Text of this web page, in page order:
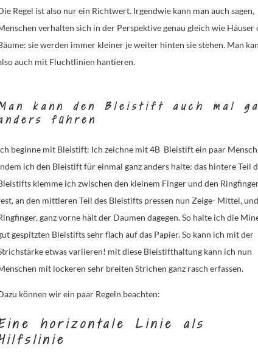
Regel ist also nur ein Richtwert. Irgendwie kann man auch sagen,
verhalten sich in der Perspektive genau gleich wie Häuser
sie werden immer kleiner je weiter hinten sie stehen. Man
auch mit Fluchtlinien hantieren.
kann den Bleistift auch mal
führen
beginne mit Bleistift: Ich zeichne mit 4B Bleistift ein paar
ich den Bleistift für einmal ganz anders halte: das hintere Teil
klemme ich zwischen den kleinem Finger und den
, an den mittleren Teil des Bleistifts pressen nun Zeige- Mittel, und
,ganz vorne hält der Daumen dagegen. So halte ich die
gespitzten Bleistifts sehr flach auf das Papier.So kann ich mit der
etwas variieren! mit diese Bleistifthaltung kann ich nun
mit lockeren sehr breiten Strichen ganz rasch erfassen.
können wir ein paar Regeln beachten:
horizontale Linie als